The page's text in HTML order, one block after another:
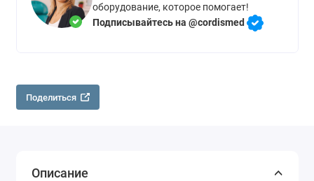
оборудование, которое помогает!
Подписывайтесь на @cordismed
Поделиться
Описание